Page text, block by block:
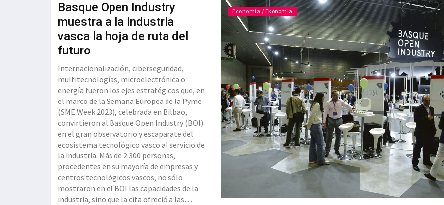
Basque Open Industry
muestra a la industria
vasca la hoja de ruta del
futuro
Internacionalización, ciberseguridad,
multitecnologías, microelectrónica o
energía fueron los ejes estratégicos que, en
el marco de la Semana Europea de la Pyme
(SME Week 2023), celebrada en Bilbao,
convirtieron al Basque Open Industry (BOI)
en el gran observatorio y escaparate del
ecosistema tecnológico vasco al servicio de
la industria. Más de 2.300 personas,
procedentes en su mayoría de empresas y
centros tecnológicos vascos, no sólo
mostraron en el BOI las capacidades de la
industria, sino que la cita ofreció a las
Economía / Ekonomia